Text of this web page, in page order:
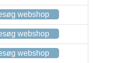
webshop
webshop
webshop